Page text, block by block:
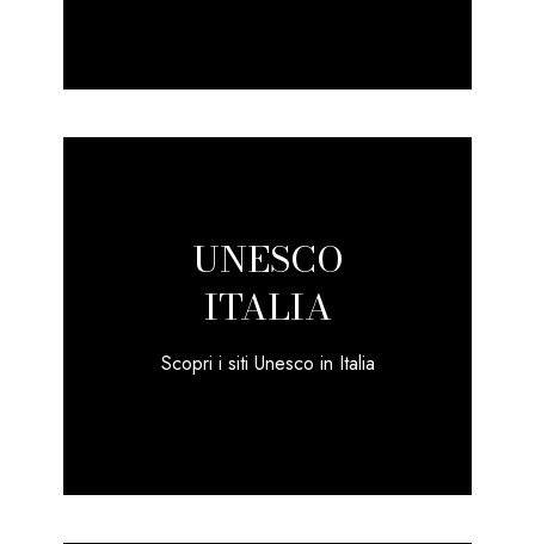
UNESCO
ITALIA
Scopri i siti Unesco in Italia